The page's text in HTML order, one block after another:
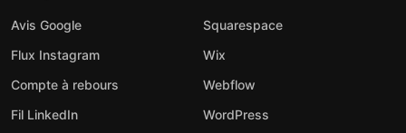
Avis Google
Flux Instagram
Compte à rebours
Fil LinkedIn
Squarespace
Wix
Webflow
WordPress